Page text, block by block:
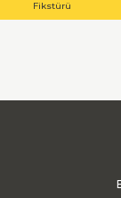
Fikstürü